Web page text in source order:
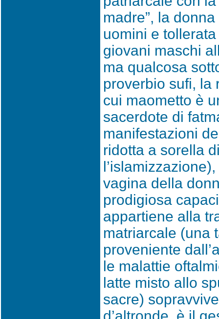
madre”, la
uomini e
giovani maschi
ma qualcosa
proverbio sufi, la
cui maometto è
sacerdote di
manifestazioni
ridotta a sorella
vagina della
prodigiosa
appartiene alla
matriarcale (una
proveniente
le malattie
latte misto allo
sacre)